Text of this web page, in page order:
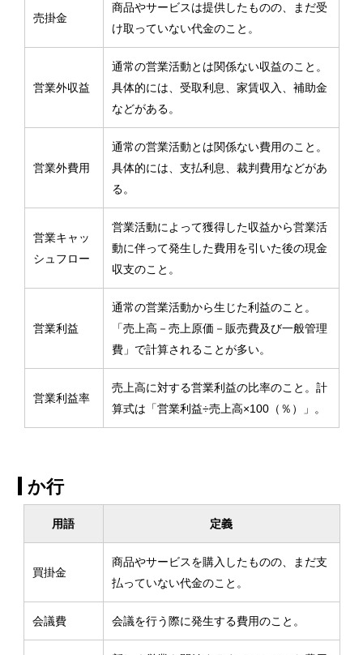
売掛金
商品やサービスは提供したものの、まだ受
け取っていない代金のこと。
営業外収益
通常の営業活動とは関係ない収益のこと。
具体的には、受取利息、家賃収入、補助金
などがある。
営業外費用
通常の営業活動とは関係ない費用のこと。
具体的には、支払利息、裁判費用などがあ
る。
営業キャッ
シュフロー
営業活動によって獲得した収益から営業活
動に伴って発生した費用を引いた後の現金
収支のこと。
営業利益
通常の営業活動から生じた利益のこと。
「売上高－売上原価－販売費及び一般管理
費」で計算されることが多い。
営業利益率
売上高に対する営業利益の比率のこと。計
算式は「営業利益÷売上高×100（％）」。
か行
用語 定義
買掛金
商品やサービスを購入したものの、まだ支
払っていない代金のこと。
会議費 会議を行う際に発生する費用のこと。